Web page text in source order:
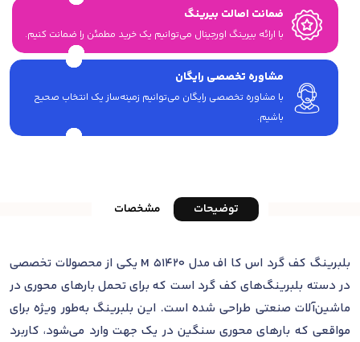
ضمانت اصالت بیرینگ
با ارائه بیرینگ اورجینال می‎‌توانیم یک خرید مطمئن را ضمانت کنیم.
مشاوره تخصصی رایگان
با مشاوره تخصصی رایگان می‌توانیم زمینه‌ساز یک انتخاب صحیح
باشیم.
توضیحات مشخصات
بلبرینگ کف گرد اس کا اف مدل 51420 M یکی از محصولات تخصصی
در دسته بلبرینگ‌های کف گرد است که برای تحمل بارهای محوری در
ماشین‌آلات صنعتی طراحی شده است. این بلبرینگ به‌طور ویژه برای
مواقعی که بارهای محوری سنگین در یک جهت وارد می‌شود، کاربرد